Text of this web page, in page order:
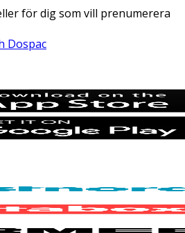
för dig som vill prenumerera
Dospac